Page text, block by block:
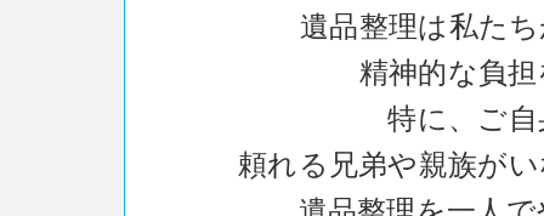
遺品整理は私た
精神的な負
特に、ご
頼れる兄弟や親族が